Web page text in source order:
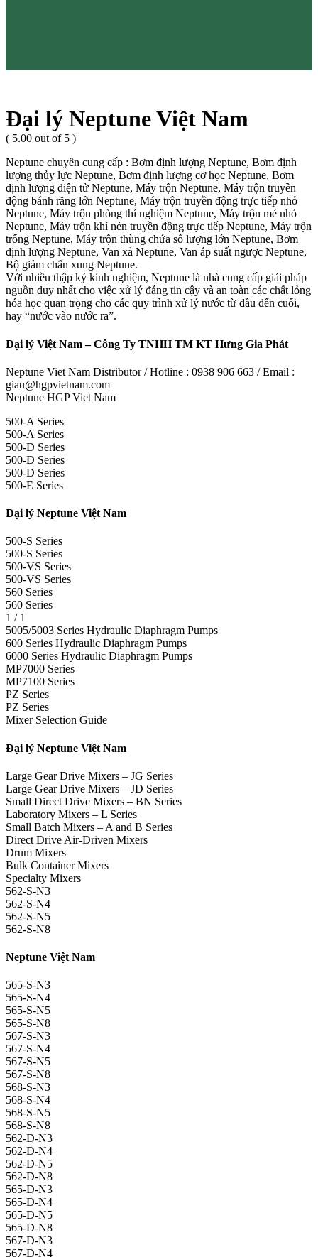
Đại lý Neptune Việt Nam
( 5.00 out of 5 )
Neptune chuyên cung cấp : Bơm định lượng Neptune, Bơm định
lượng thủy lực Neptune, Bơm định lượng cơ học Neptune, Bơm
định lượng điện tử Neptune, Máy trộn Neptune, Máy trộn truyền
động bánh răng lớn Neptune, Máy trộn truyền động trực tiếp nhỏ
Neptune, Máy trộn phòng thí nghiệm Neptune, Máy trộn mẻ nhỏ
Neptune, Máy trộn khí nén truyền động trực tiếp Neptune, Máy trộn
trống Neptune, Máy trộn thùng chứa số lượng lớn Neptune, Bơm
định lượng Neptune, Van xả Neptune, Van áp suất ngược Neptune,
Bộ giảm chấn xung Neptune.
Với nhiều thập kỷ kinh nghiệm, Neptune là nhà cung cấp giải pháp
nguồn duy nhất cho việc xử lý đáng tin cậy và an toàn các chất lỏng
hóa học quan trọng cho các quy trình xử lý nước từ đầu đến cuối,
hay “nước vào nước ra”.
Đại lý Việt Nam – Công Ty TNHH TM KT Hưng Gia Phát
Neptune Viet Nam Distributor / Hotline : 0938 906 663 / Email :
giau@hgpvietnam.com
Neptune HGP Viet Nam
500-A Series
500-A Series
500-D Series
500-D Series
500-D Series
500-E Series
Đại lý Neptune Việt Nam
500-S Series
500-S Series
500-VS Series
500-VS Series
560 Series
560 Series
1 / 1
5005/5003 Series Hydraulic Diaphragm Pumps
600 Series Hydraulic Diaphragm Pumps
6000 Series Hydraulic Diaphragm Pumps
MP7000 Series
MP7100 Series
PZ Series
PZ Series
Mixer Selection Guide
Đại lý Neptune Việt Nam
Large Gear Drive Mixers – JG Series
Large Gear Drive Mixers – JD Series
Small Direct Drive Mixers – BN Series
Laboratory Mixers – L Series
Small Batch Mixers – A and B Series
Direct Drive Air-Driven Mixers
Drum Mixers
Bulk Container Mixers
Specialty Mixers
562-S-N3
562-S-N4
562-S-N5
562-S-N8
Neptune Việt Nam
565-S-N3
565-S-N4
565-S-N5
565-S-N8
567-S-N3
567-S-N4
567-S-N5
567-S-N8
568-S-N3
568-S-N4
568-S-N5
568-S-N8
562-D-N3
562-D-N4
562-D-N5
562-D-N8
565-D-N3
565-D-N4
565-D-N5
565-D-N8
567-D-N3
567-D-N4